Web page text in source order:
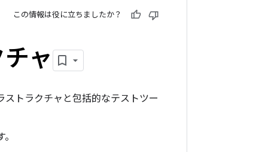
この情報は役に立ちましたか？
ャ
トラクチャと包括的なテストツー